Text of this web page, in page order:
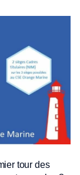
tour des